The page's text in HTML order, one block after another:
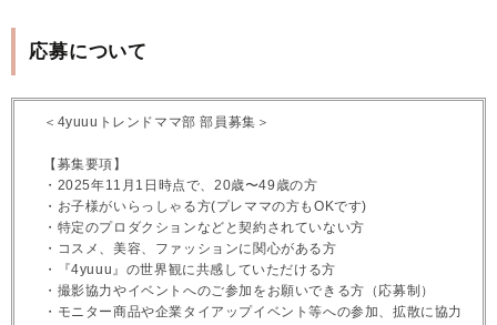
応募について
＜4yuuuトレンドママ部 部員募集＞
【募集要項】
・2025年11月1日時点で、20歳〜49歳の方
・お子様がいらっしゃる方(プレママの方もOKです)
・特定のプロダクションなどと契約されていない方
・コスメ、美容、ファッションに関心がある方
・『4yuuu』の世界観に共感していただける方
・撮影協力やイベントへのご参加をお願いできる方（応募制）
・モニター商品や企業タイアップイベント等への参加、拡散に協力